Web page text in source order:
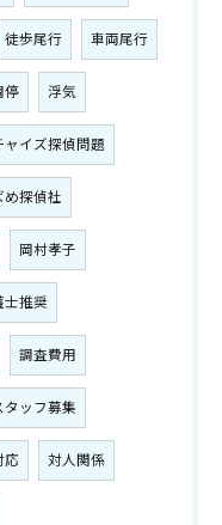
徒歩尾行 車両尾行
停 浮気
ャイズ探偵問題
め探偵社
岡村孝子
士推奨
調査費用
タッフ募集
応 対人関係